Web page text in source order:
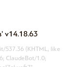
v14.18.63
537.36 (KHTML, like
ClaudeBot/1.0;